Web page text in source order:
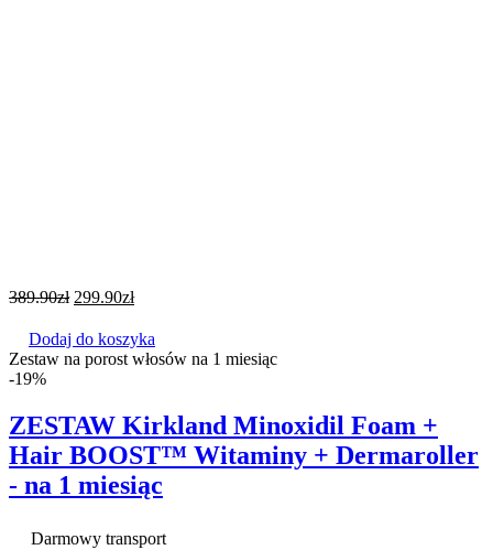
389.90zł 299.90zł
Dodaj do koszyka
Zestaw na porost włosów na 1 miesiąc
-19%
ZESTAW Kirkland Minoxidil Foam +
Hair BOOST™ Witaminy + Dermaroller
- na 1 miesiąc
Darmowy transport